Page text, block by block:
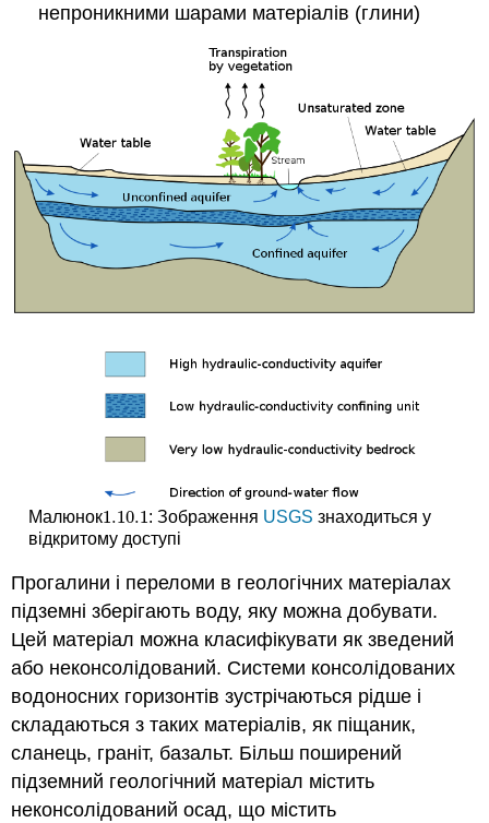
Прямий
роторний
Неглибокі
свердловини
свердловинні
насоси
Всмоктувальна
всмоктуючий
Вимірювання
питань
непроникними шарами матеріалів (глини)
Малюнок1.10.1
1.10.1: Зображення USGS знаходиться у
відкритому доступі
Прогалини і переломи в геологічних матеріалах
підземні зберігають воду, яку можна добувати.
Цей матеріал можна класифікувати як зведений
або неконсолідований. Системи консолідованих
водоносних горизонтів зустрічаються рідше і
складаються з таких матеріалів, як піщаник,
сланець, граніт, базальт. Більш поширений
підземний геологічний матеріал містить
неконсолідований осад, що містить